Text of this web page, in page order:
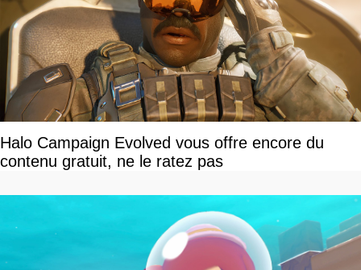
Halo Campaign Evolved vous offre encore du
contenu gratuit, ne le ratez pas